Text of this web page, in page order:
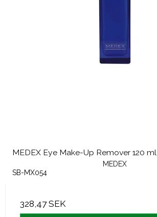
MEDEX Eye Make-Up Remover 120 ml
MEDEX
SB-MX054
328,47 SEK